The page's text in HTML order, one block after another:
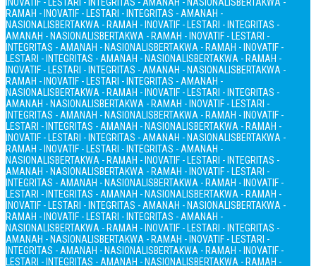
RAMAH - INOVATIF - LESTARI - INTEGRITAS - AMANAH -
NASIONALISBERTAKWA - RAMAH - INOVATIF - LESTARI - INTEGRITAS -
AMANAH - NASIONALISBERTAKWA - RAMAH - INOVATIF - LESTARI -
INTEGRITAS - AMANAH - NASIONALISBERTAKWA - RAMAH - INOVATIF -
LESTARI - INTEGRITAS - AMANAH - NASIONALISBERTAKWA - RAMAH -
INOVATIF - LESTARI - INTEGRITAS - AMANAH - NASIONALISBERTAKWA -
RAMAH - INOVATIF - LESTARI - INTEGRITAS - AMANAH -
NASIONALISBERTAKWA - RAMAH - INOVATIF - LESTARI - INTEGRITAS -
AMANAH - NASIONALISBERTAKWA - RAMAH - INOVATIF - LESTARI -
INTEGRITAS - AMANAH - NASIONALISBERTAKWA - RAMAH - INOVATIF -
LESTARI - INTEGRITAS - AMANAH - NASIONALISBERTAKWA - RAMAH -
INOVATIF - LESTARI - INTEGRITAS - AMANAH - NASIONALISBERTAKWA -
RAMAH - INOVATIF - LESTARI - INTEGRITAS - AMANAH -
NASIONALISBERTAKWA - RAMAH - INOVATIF - LESTARI - INTEGRITAS -
AMANAH - NASIONALISBERTAKWA - RAMAH - INOVATIF - LESTARI -
INTEGRITAS - AMANAH - NASIONALISBERTAKWA - RAMAH - INOVATIF -
LESTARI - INTEGRITAS - AMANAH - NASIONALISBERTAKWA - RAMAH -
INOVATIF - LESTARI - INTEGRITAS - AMANAH - NASIONALISBERTAKWA -
RAMAH - INOVATIF - LESTARI - INTEGRITAS - AMANAH -
NASIONALISBERTAKWA - RAMAH - INOVATIF - LESTARI - INTEGRITAS -
AMANAH - NASIONALISBERTAKWA - RAMAH - INOVATIF - LESTARI -
INTEGRITAS - AMANAH - NASIONALISBERTAKWA - RAMAH - INOVATIF -
LESTARI - INTEGRITAS - AMANAH - NASIONALISBERTAKWA - RAMAH -